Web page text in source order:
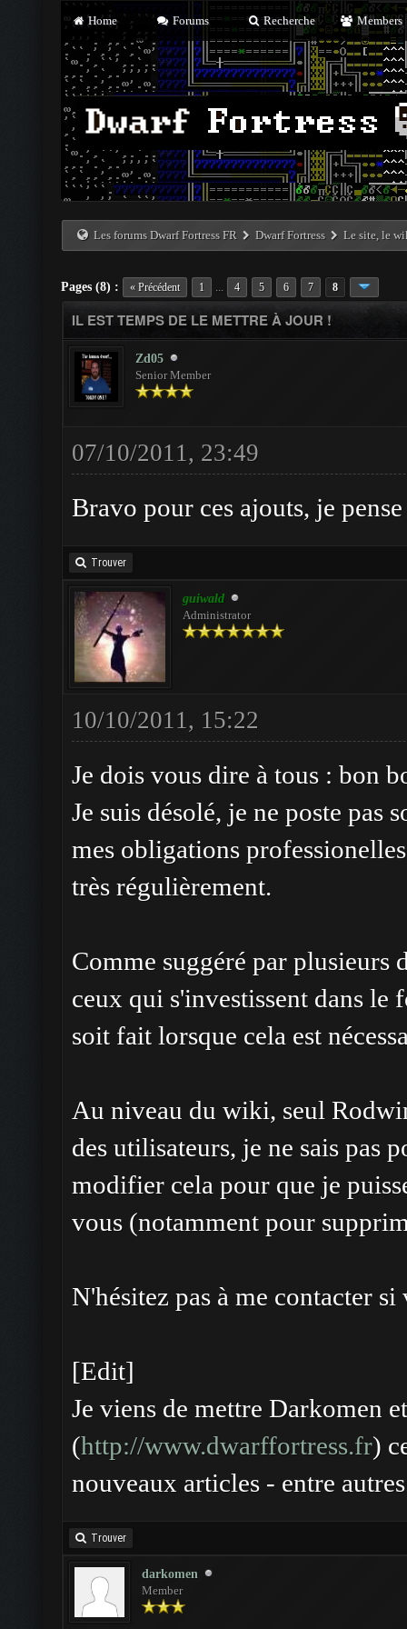
Home Forums Recherche Members
Les forums Dwarf Fortress FR Dwarf Fortress Le site, le
Pages (8) : « Précédent 1 ... 4 5 6 7 8
IL EST TEMPS DE LE METTRE À JOUR !
Zd05
Senior Member
07/10/2011, 23:49
Bravo pour ces ajouts, je
Trouver
guiwald
Administrator
10/10/2011, 15:22
Je dois vous dire à tous : bon
Je suis désolé, je ne poste pas
mes obligations
très régulièrement.
Comme suggéré par plusieurs
ceux qui s'investissent dans
soit fait lorsque cela est
Au niveau du wiki, seul
des utilisateurs, je ne sais pas
modifier cela pour que je
vous (notamment pour
N'hésitez pas à me contacter
[Edit]
Je viens de mettre Darkomen
(http://www.dwarffortress.fr)
nouveaux articles - entre
Trouver
darkomen
Member